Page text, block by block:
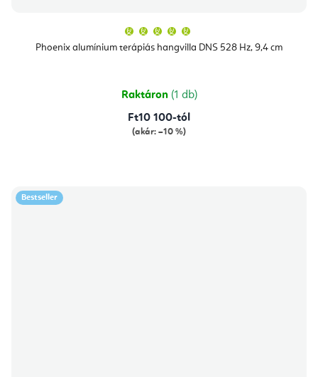
Phoenix alumínium terápiás hangvilla DNS 528 Hz, 9,4 cm
átlagos
értékelése
csillag.
Raktáron (1 db)
Ft10 100-tól
(akár: –10 %)
Bestseller